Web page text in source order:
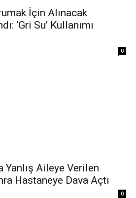
İçin Alınacak
‘Gri Su’ Kullanımı
0
Yanlış Aileye Verilen
Hastaneye Dava Açtı
0